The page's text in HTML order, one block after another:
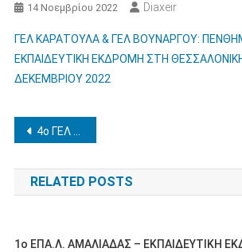
14 Νοεμβρίου 2022 Diaxeir
ΓΕΛ ΚΑΡΑΤΟΥΛΑ & ΓΕΛ ΒΟΥΝΑΡΓΟΥ:
ΕΚΠΑΙΔΕΥΤΙΚΗ ΕΚΔΡΟΜΗ ΣΤΗ
ΔΕΚΕΜΒΡΙΟΥ 2022
Πλοήγηση
άρθρων
4ο ΓΕΛ ΠΥΡΓΟΥ – ΔΙΔΑΚΤΙΚΗ ΕΠΙΣΚΕΨΗ ΣΤΗΝ ΑΡΧΑΙΑ ΟΛΥΜΠΙΑ ΣΤΙΣ 24/11/2022 (νέα ανακοινοποίηση)
RELATED POSTS
1o ΕΠΑ.Λ. ΑΜΑΛΙΑΔΑΣ – ΕΚΠΑΙΔΕΥΤΙΚΗ